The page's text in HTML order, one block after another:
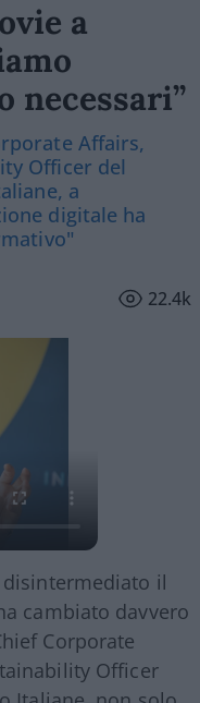
a
necessari”
Affairs,
Officer del
a
digitale ha
22.4k
disintermediato il
cambiato davvero
Corporate
Officer